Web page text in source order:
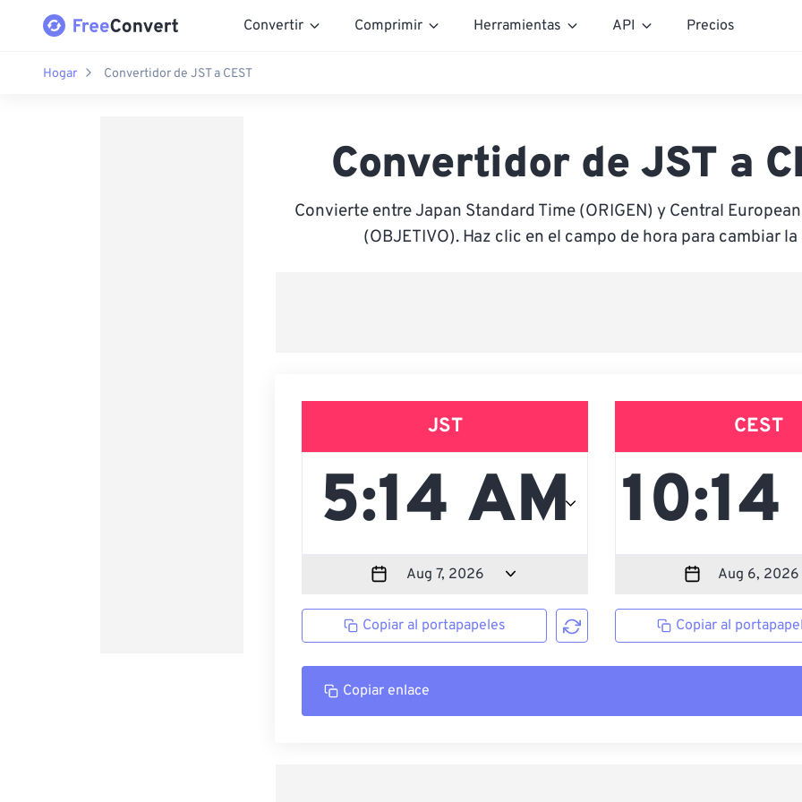
Convertir Comprimir Herramientas API Precios
Hogar Convertidor de JST a CEST
Convertidor de JST a
Convierte entre Japan Standard Time (ORIGEN) y Central
(OBJETIVO). Haz clic en el campo de hora para cambiar la
JST
Copiar al portapapeles
CEST
Copiar al
Copiar enlace